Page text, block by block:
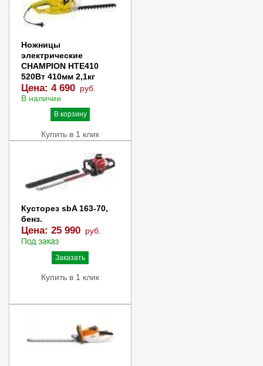
Купить в 1 клик
Ножницы
электрические
CHAMPION HTE410
520Вт 410мм 2,1кг
Цена: 4 690 руб.
В наличии
В корзину
Купить в 1 клик
Кусторез sbA 163-70,
бенз.
Цена: 25 990 руб.
Заказать
Купить в 1 клик